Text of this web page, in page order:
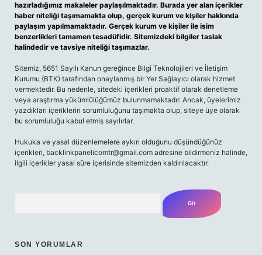
hazırladığımız makaleler paylaşılmaktadır. Burada yer alan içerikler
haber niteliği taşımamakta olup, gerçek kurum ve kişiler hakkında
paylaşım yapılmamaktadır. Gerçek kurum ve kişiler ile isim
benzerlikleri tamamen tesadüfidir. Sitemizdeki bilgiler taslak
halindedir ve tavsiye niteliği taşımazlar.
Sitemiz, 5651 Sayılı Kanun gereğince Bilgi Teknolojileri ve İletişim
Kurumu (BTK) tarafından onaylanmış bir Yer Sağlayıcı olarak hizmet
vermektedir. Bu nedenle, sitedeki içerikleri proaktif olarak denetleme
veya araştırma yükümlülüğümüz bulunmamaktadır. Ancak, üyelerimiz
yazdıkları içeriklerin sorumluluğunu taşımakta olup, siteye üye olarak
bu sorumluluğu kabul etmiş sayılırlar.
Hukuka ve yasal düzenlemelere aykırı olduğunu düşündüğünüz
içerikleri, backlinkpanelicomtr@gmail.com adresine bildirmeniz halinde,
ilgili içerikler yasal süre içerisinde sitemizden kaldırılacaktır.
SON YORUMLAR